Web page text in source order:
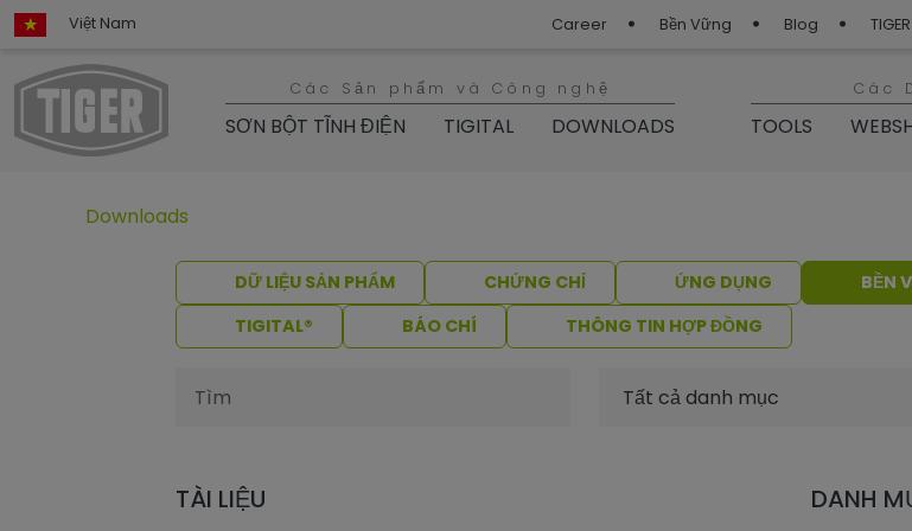
Việt Nam Career Bền Vững Blog
Các Sản phẩm và Công nghệ
SƠN BỘT TĨNH ĐIỆN TIGITAL DOWNLOADS
Các
TOOLS
Untermenü öffnen für „trang chủ“
Downloads
DỮ LIỆU SẢN PHẨM CHỨNG CHỈ ỨNG DỤNG BỀN
TIGITAL®
BÁO CHÍ THÔNG TIN HỢP ĐỒNG
TÀI LIỆU DANH